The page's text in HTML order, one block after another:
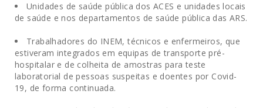
Unidades de saúde pública dos ACES e unidades locais
de saúde e nos departamentos de saúde pública das ARS.
Trabalhadores do INEM, técnicos e enfermeiros, que
estiveram integrados em equipas de transporte pré-
hospitalar e de colheita de amostras para teste
laboratorial de pessoas suspeitas e doentes por Covid-
19, de forma continuada.